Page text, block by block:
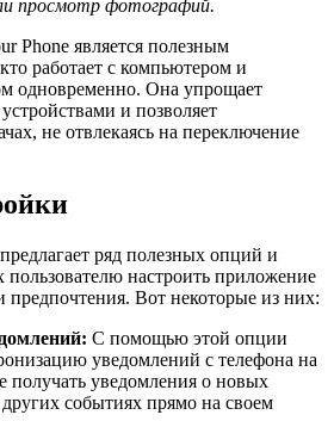
просмотр фотографий.
Phone является полезным
работает с компьютером и
одновременно. Она упрощает
и позволяет
не отвлекаясь на переключение
ряд полезных опций и
настроить приложение
предпочтения. Вот некоторые из них:
С помощью этой опции
уведомлений с телефона на
уведомления о новых
событиях прямо на своем